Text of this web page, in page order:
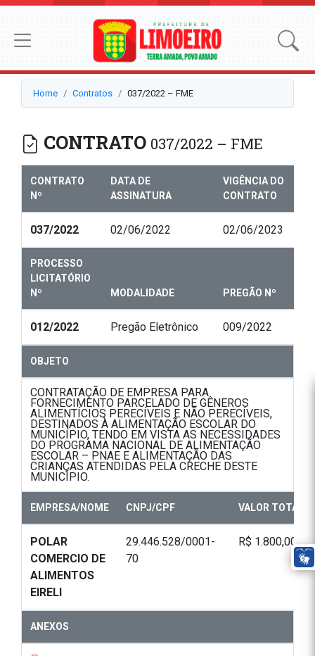
Home Contratos 037/2022 – FME
CONTRATO 037/2022 – FME
CONTRATO
Nº
DATA DE
ASSINATURA
VIGÊNCIA DO
CONTRATO
037/2022 02/06/2022 02/06/2023
PROCESSO
LICITATÓRIO
Nº
MODALIDADE PREGÃO Nº
012/2022 Pregão Eletrônico 009/2022
OBJETO
CONTRATAÇÃO DE EMPRESA PARA
FORNECIMENTO PARCELADO DE GÊNEROS
ALIMENTÍCIOS PERECÍVEIS E NÃO PERECÍVEIS,
DESTINADOS À ALIMENTAÇÃO ESCOLAR DO
MUNICÍPIO, TENDO EM VISTA AS NECESSIDADES
DO PROGRAMA NACIONAL DE ALIMENTAÇÃO
ESCOLAR – PNAE E ALIMENTAÇÃO DAS
CRIANÇAS ATENDIDAS PELA CRECHE DESTE
MUNICÍPIO.
EMPRESA/NOME CNPJ/CPF VALOR TOTAL
POLAR
COMERCIO DE
ALIMENTOS
EIRELI
29.446.528/0001-
70
R$ 1.800,00
ANEXOS